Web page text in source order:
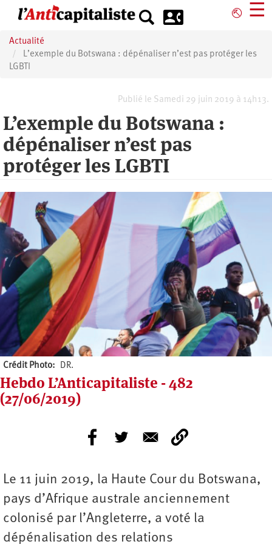
principal
⎋ ☰
Actualité
L’exemple du Botswana : dépénaliser n’est pas protéger les
LGBTI
Publié le Samedi 29 juin 2019 à 14h13.
L’exemple du Botswana :
dépénaliser n’est pas
protéger les LGBTI
Crédit Photo DR.
Hebdo L’Anticapitaliste - 482
(27/06/2019)
Le 11 juin 2019, la Haute Cour du Botswana,
pays d’Afrique australe anciennement
colonisé par l’Angleterre, a voté la
dépénalisation des relations